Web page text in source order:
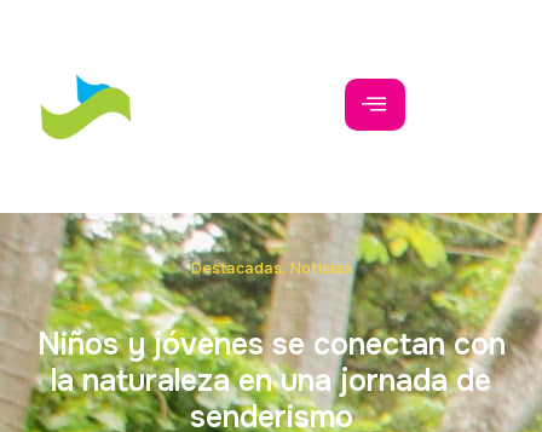
Destacadas, Noticias
Niños y jóvenes se conectan con
la naturaleza en una jornada de
senderismo